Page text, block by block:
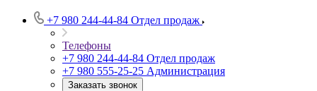
+7 980 244-44-84 Отдел продаж
Телефоны
+7 980 244-44-84 Отдел продаж
+7 980 555-25-25 Администрация
Заказать звонок